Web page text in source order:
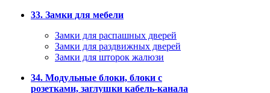
33. Замки для мебели
Замки для распашных дверей
Замки для раздвижных дверей
Замки для шторок жалюзи
34. Модульные блоки, блоки с
розетками, заглушки кабель-канала